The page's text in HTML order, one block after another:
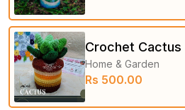
Crochet Cactus
Home & Garden
Rs 500.00